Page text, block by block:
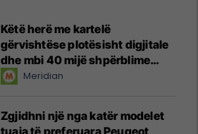
Këtë herë me kartelë
gërvishtëse plotësisht digjitale
dhe mbi 40 mijë shpërblime
instant!Meridian
Zgjidhni një nga katër modelet
tuaja të preferuara Peugeot